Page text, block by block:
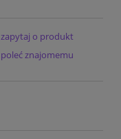
zapytaj o produkt
poleć znajomemu